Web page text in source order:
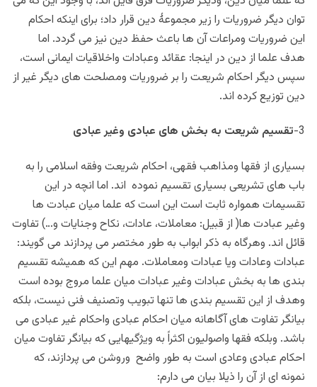
توان دیگر ضروریات را زیر مجموعۀ دین قرار داد؛ برای اینکه احکام
این ضروریات ومراعات آن ها باعث حفظ دین نیز می گردد. اما
هدف علما از دین در اینجا: عقائد وعبادات واخلاقیات ایمانی است،
سپس دیگر احکام شریعت را بر ضروریات ومصلحت های دیگر غیر از
دین توزیع کرده اند.
3- تقسیم شریعت به بخش های عبادی وغیر عبادی
بسیاری از فقها ومذاهب فقهی، احکام شریعت وفقه اسلامی را به
باب های تشریعی بسیاری تقسیم نموده اند. اما انچه در این
تقسیمات همواره ثابت است این است که علما میان عبادت ها
وغیر عبادت ها( از قبیل: معاملات، عادات، نکاح وجنایات و…) تفاوت
قائل اند. وهرگاه به ذکر ابواب به طور مختصر می پردازند می گویند:
عبادات وعادات ویا عبادات ومعاملات. مهم این که همیشه تقسیم
بندی ها به بخش عبادات وغیر عبادات میان علما مروج بوده است
وهدف از این تقسیم بندی ها تنها تبویب وتصنیف فنی نیست، بلکه
بیانگر تفاوت های آگاهانه میان احکام عبادی واحکام غیر عبادی می
باشد. وبلکه فقها واصولیون اکثراً به ویژگیهایی که بیانگر تفاوت میان
احکام عبادی وعادی است به طور واضح وروشن می پردازند، که
نمونه ای از آن را ذیلا بیان می دارم: